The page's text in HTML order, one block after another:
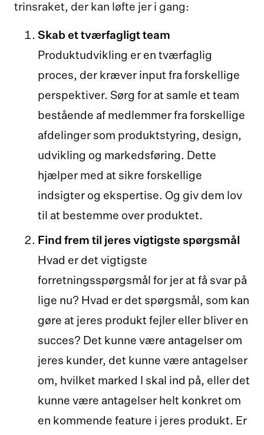
trinsraket, der kan løfte jer i gang:
Skab et tværfagligt team
Produktudvikling er en tværfaglig
proces, der kræver input fra forskellige
perspektiver. Sørg for at samle et team
bestående af medlemmer fra forskellige
afdelinger som produktstyring, design,
udvikling og markedsføring. Dette
hjælper med at sikre forskellige
indsigter og ekspertise. Og giv dem lov
til at bestemme over produktet.
Find frem til jeres vigtigste spørgsmål
Hvad er det vigtigste
forretningsspørgsmål for jer at få svar på
lige nu? Hvad er det spørgsmål, som kan
gøre at jeres produkt fejler eller bliver en
succes? Det kunne være antagelser om
jeres kunder, det kunne være antagelser
om, hvilket marked I skal ind på, eller det
kunne være antagelser helt konkret om
en kommende feature i jeres produkt. Er